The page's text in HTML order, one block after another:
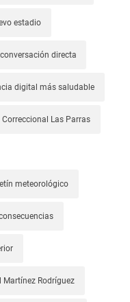
estadio
conversación directa
digital más saludable
Correccional Las Parras
meteorológico
Martínez Rodríguez